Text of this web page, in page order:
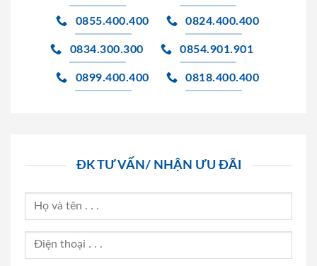
0855.400.400 0824.400.400
0834.300.300 0854.901.901
0899.400.400 0818.400.400
ĐK TƯ VẤN/ NHẬN ƯU ĐÃI